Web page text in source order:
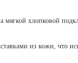
хлопковой
из кожи, что